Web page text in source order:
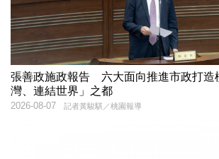
張善政施政報告 六大面向推進市政打造
灣、連結世界」之都
記者黃駿騏／桃園報導
2026-08-07